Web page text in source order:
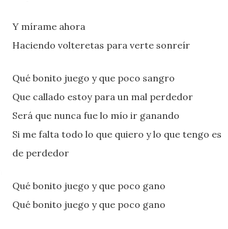
Y mírame ahora
Haciendo volteretas para verte sonreír
Qué bonito juego y que poco sangro
Que callado estoy para un mal perdedor
Será que nunca fue lo mío ir ganando
Si me falta todo lo que quiero y lo que tengo es
de perdedor
Qué bonito juego y que poco gano
Qué bonito juego y que poco gano